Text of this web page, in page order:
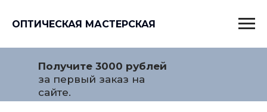
ОПТИЧЕСКАЯ МАСТЕРСКАЯ
Получите 3000 рублей
за первый заказ на
сайте.